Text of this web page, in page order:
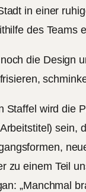
in einer
des Teams
die Design
Staffel wird die
sein,
zu einem Teil
„Manchmal